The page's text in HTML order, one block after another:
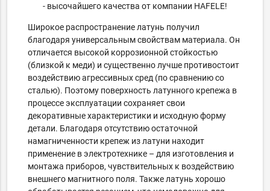
- высочайшего качества от компании HAFELE!
Широкое распространение латунь получил
благодаря универсальным свойствам материала. Он
отличается высокой коррозионной стойкостью
(близкой к меди) и существенно лучше противостоит
воздействию агрессивных сред (по сравнению со
сталью). Поэтому поверхность латунного крепежа в
процессе эксплуатации сохраняет свои
декоративные характеристики и исходную форму
детали. Благодаря отсутствию остаточной
намагниченности крепеж из латуни находит
применение в электротехнике – для изготовления и
монтажа приборов, чувствительных к воздействию
внешнего магнитного поля. Также латунь хорошо